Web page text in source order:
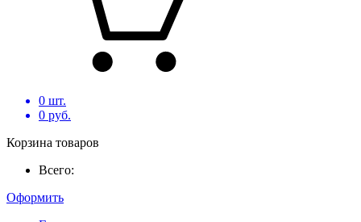
0 шт.
0 руб.
Корзина товаров
Всего:
Оформить